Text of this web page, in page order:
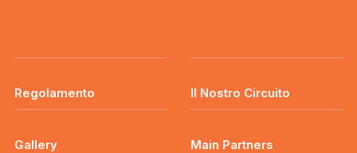
Regolamento Il Nostro Circuito
Gallery Main Partners